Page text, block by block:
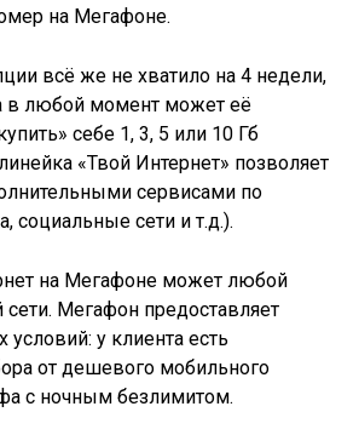
на Мегафоне.
всё же не хватило на 4 недели,
в любой момент может её
себе 1, 3, 5 или 10 Гб
«Твой Интернет» позволяет
сервисами по
социальные сети и т.д.).
на Мегафоне может любой
сети. Мегафон предоставляет
у клиента есть
от дешевого мобильного
с ночным безлимитом.